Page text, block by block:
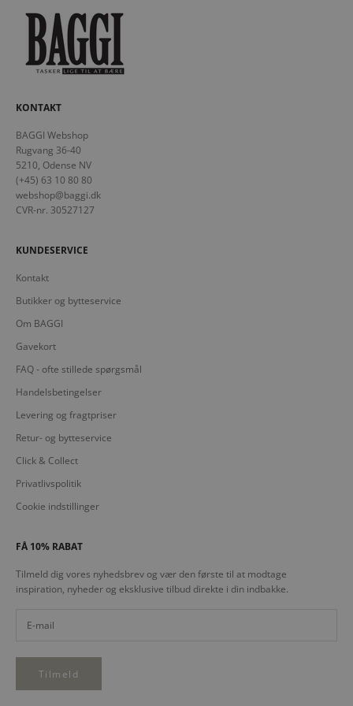
KONTAKT
BAGGI Webshop
Rugvang 36-40
5210, Odense NV
(+45) 63 10 80 80
webshop@baggi.dk
CVR-nr. 30527127
KUNDESERVICE
Kontakt
Butikker og bytteservice
Om BAGGI
Gavekort
FAQ - ofte stillede spørgsmål
Handelsbetingelser
Levering og fragtpriser
Retur- og bytteservice
Click & Collect
Privatlivspolitik
Cookie indstillinger
FÅ 10% RABAT
Tilmeld dig vores nyhedsbrev og vær den første til at modtage
inspiration, nyheder og eksklusive tilbud direkte i din indbakke.
Tilmeld